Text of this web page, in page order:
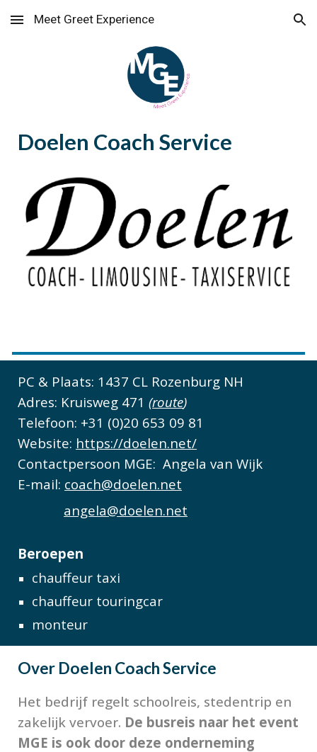
Skip to main content Skip to navigation
Meet Greet Experience
Doelen Coach Service
PC & Plaats: 1437 CL Rozenburg NH
Adres: Kruisweg 471 (route)
Telefoon: +31 (0)20 653 09 81
Website: https://doelen.net/
Contactpersoon MGE: Angela van Wijk
E-mail: coach@doelen.net
angela@doelen.net
Beroepen
chauffeur taxi
chauffeur touringcar
monteur
Over Doelen Coach Service
Het bedrijf regelt schoolreis, stedentrip en
zakelijk vervoer. De busreis naar het event
MGE is ook door deze onderneming